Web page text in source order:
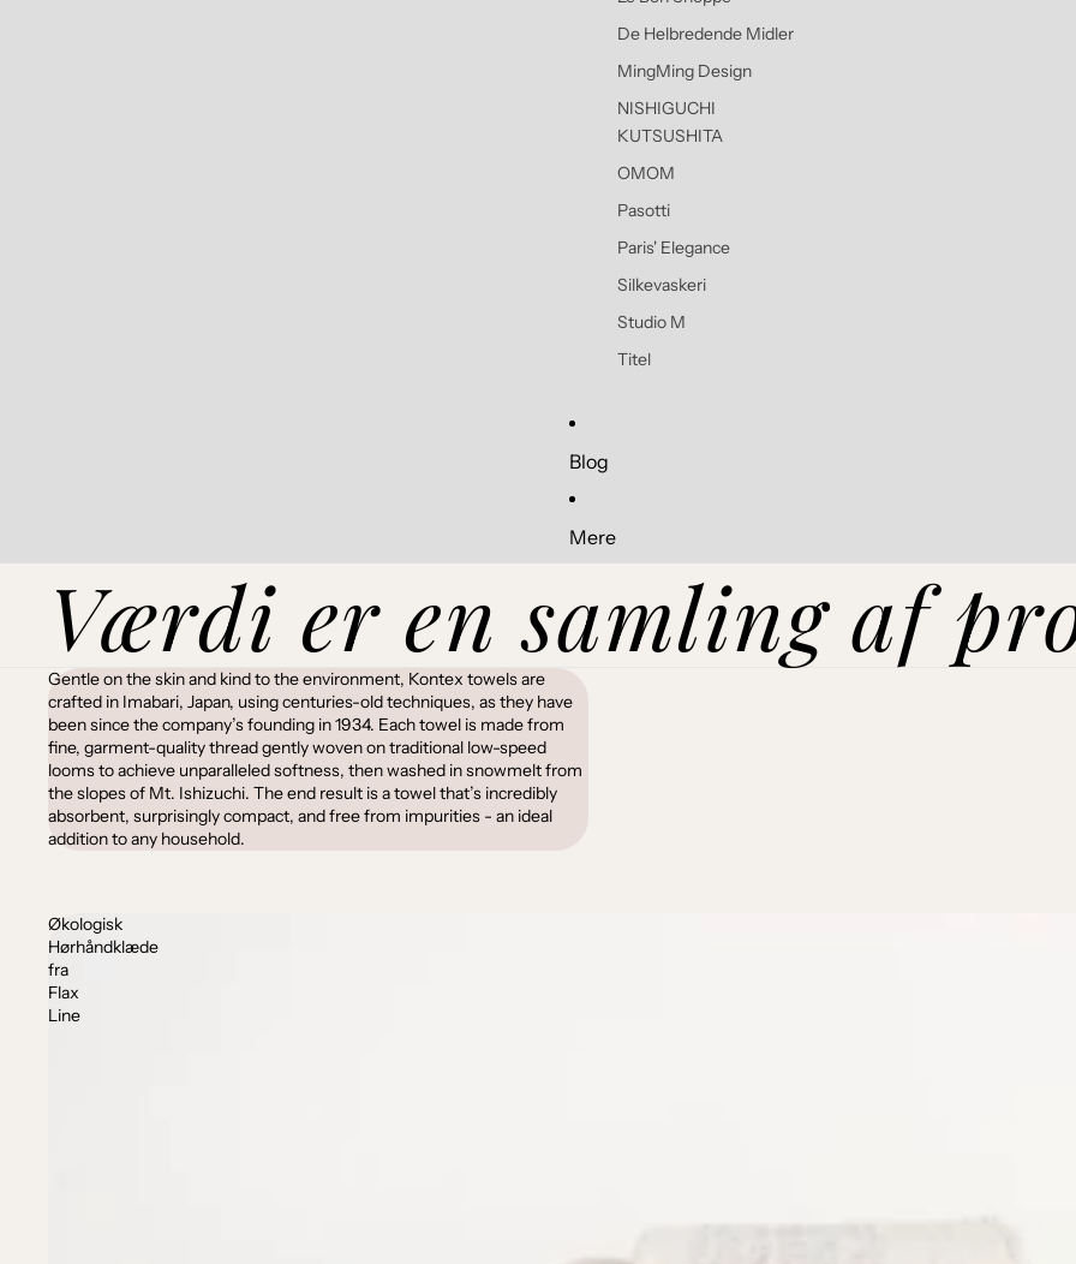
De Helbredende Midler
MingMing Design
NISHIGUCHI
KUTSUSHITA
OMOM
Pasotti
Paris' Elegance
Silkevaskeri
Studio M
Titel
Blog
Mere
Værdi er en samling af
Gentle on the skin and kind to the environment, Kontex towels are
crafted in Imabari, Japan, using centuries-old techniques, as they have
been since the company’s founding in 1934. Each towel is made from
fine, garment-quality thread gently woven on traditional low-speed
looms to achieve unparalleled softness, then washed in snowmelt from
the slopes of Mt. Ishizuchi. The end result is a towel that’s incredibly
absorbent, surprisingly compact, and free from impurities - an ideal
addition to any household.
Økologisk
Hørhåndklæde
fra
Flax
Line